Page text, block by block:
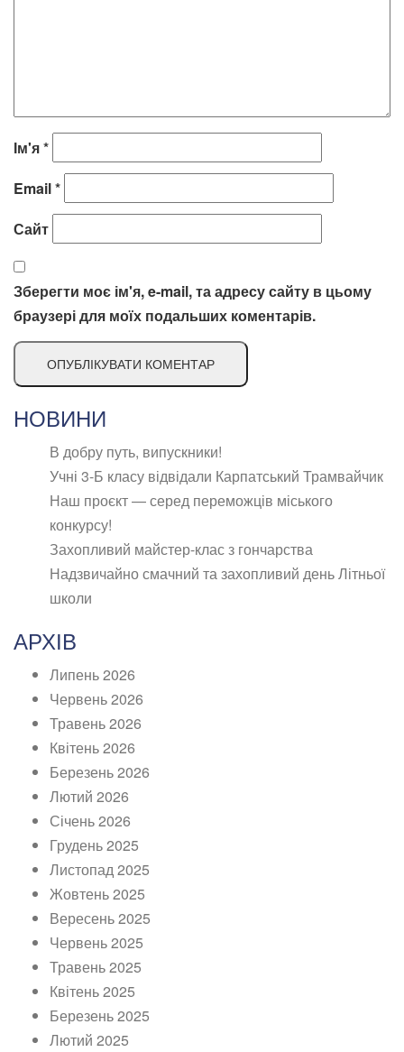
Ім'я*
Email*
Сайт
Зберегти моє ім'я, e-mail, та адресу сайту в цьому
браузері для моїх подальших коментарів.
НОВИНИ
В добру путь, випускники!
Учні 3-Б класу відвідали Карпатський Трамвайчик
Наш проєкт — серед переможців міського
конкурсу!
Захопливий майстер-клас з гончарства
Надзвичайно смачний та захопливий день Літньої
школи
АРХІВ
Липень 2026
Червень 2026
Травень 2026
Квітень 2026
Березень 2026
Лютий 2026
Січень 2026
Грудень 2025
Листопад 2025
Жовтень 2025
Вересень 2025
Червень 2025
Травень 2025
Квітень 2025
Березень 2025
Лютий 2025